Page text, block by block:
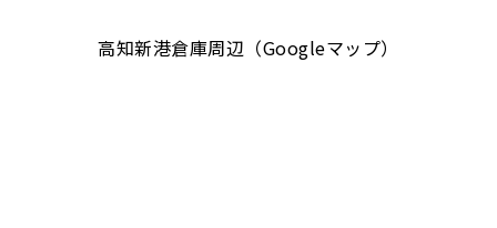
高知新港倉庫周辺（Googleマップ）